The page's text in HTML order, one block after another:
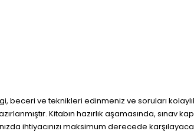
beceri ve teknikleri edinmeniz ve soruları
Kitabın hazırlık aşamasında, sınav
ihtiyacınızı maksimum derecede